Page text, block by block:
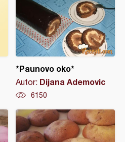
*Paunovo oko*
Autor: Dijana Ademovic
6150